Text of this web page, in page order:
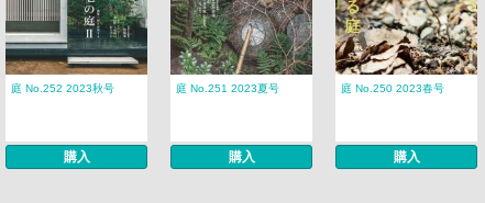
庭 No.252 2023秋号
購入
庭 No.251 2023夏号
購入
庭 No.250 2023春号
購入